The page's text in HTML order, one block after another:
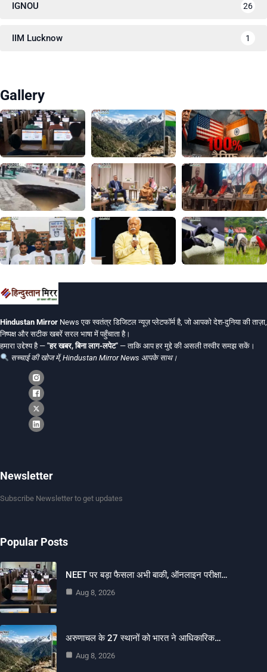
IGNOU 26
IIM Lucknow 1
Gallery
Hindustan Mirror News एक स्वतंत्र डिजिटल न्यूज़ प्लेटफॉर्म है, जो आपको देश-दुनिया की ताज़ा,
निष्पक्ष और सटीक खबरें सरल भाषा में पहुँचाता है।
हमारा उद्देश्य है — "हर खबर, बिना लाग-लपेट" — ताकि आप हर मुद्दे की असली तस्वीर समझ सकें।
सच्चाई की खोज में, Hindustan Mirror News आपके साथ।
Newsletter
Subscribe Newsletter to get updates
Popular Posts
NEET पर बड़ा फैसला अभी बाकी, ऑनलाइन परीक्षा…
Aug 8, 2026
अरुणाचल के 27 स्थानों को भारत ने आधिकारिक…
Aug 8, 2026